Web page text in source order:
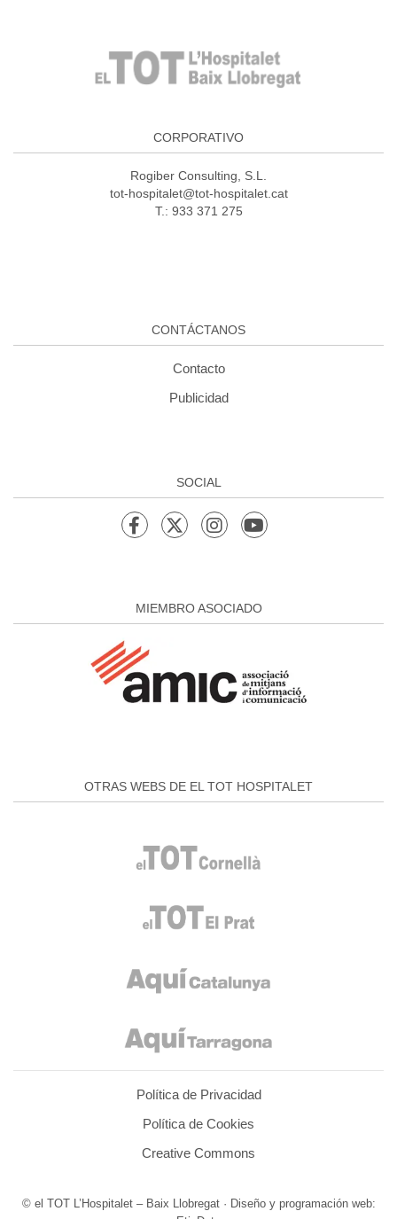
CORPORATIVO
Rogiber Consulting, S.L.
tot-hospitalet@tot-hospitalet.cat
T.: 933 371 275
CONTÁCTANOS
Contacto
Publicidad
SOCIAL
MIEMBRO ASOCIADO
OTRAS WEBS DE EL TOT HOSPITALET
Política de Privacidad
Política de Cookies
Creative Commons
© el TOT L’Hospitalet – Baix Llobregat · Diseño y programación web: